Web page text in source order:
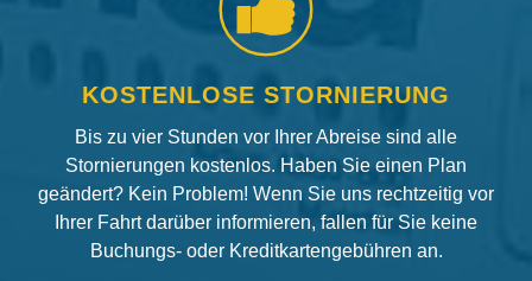
KOSTENLOSE STORNIERUNG
Bis zu vier Stunden vor Ihrer Abreise sind alle
Stornierungen kostenlos. Haben Sie einen Plan
geändert? Kein Problem! Wenn Sie uns rechtzeitig vor
Ihrer Fahrt darüber informieren, fallen für Sie keine
Buchungs- oder Kreditkartengebühren an.